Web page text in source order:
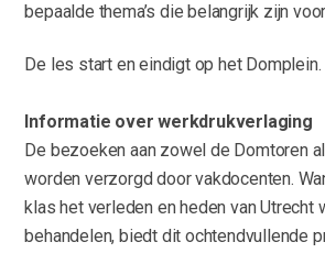
bepaalde thema’s die belangrijk zijn
De les start en eindigt op het Domplein.
Informatie over werkdrukverlaging
De bezoeken aan zowel de Domtoren
worden verzorgd door vakdocenten.
klas het verleden en heden van Utrecht
behandelen, biedt dit ochtendvullende